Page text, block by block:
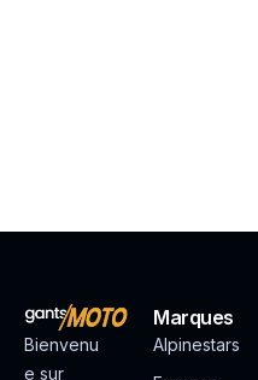
Bienvenu
e sur
Marques
Alpinestars